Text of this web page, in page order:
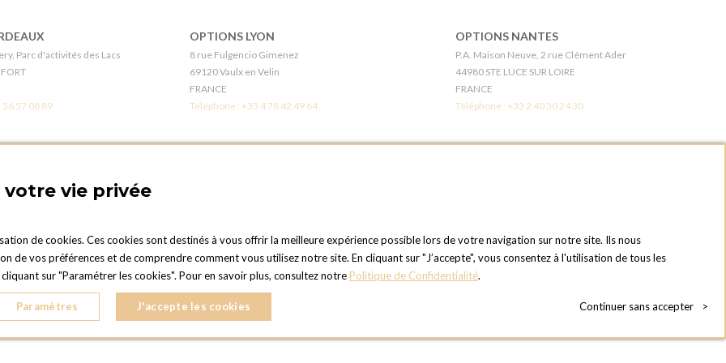
Parc d'activités des Lacs
56 57 08 89
OPTIONS LYON
8 rue Fulgencio Gimenez
69120 Vaulx en Velin
FRANCE
Téléphone : +33 4 78 42 49 64
OPTIONS NANTES
P.A. Maison Neuve, 2 rue Clément Ader
44980 STE LUCE SUR LOIRE
FRANCE
Téléphone : +33 2 40 30 24 30
Val
du-Rouvray
OPTIONS TOULOUSE
6 rue Gaye Marie, ZAC de Saint-Martin du Touch
31300 Toulouse
FRANCE
OPTIONS MC
Eden Tower - 25 Boulevard de Belgique
vie privée
de cookies. Ces cookies sont destinés à vous offrir la meilleure expérience possible lors de votre navigation sur notre site. Ils nous
vos préférences et de comprendre comment vous utilisez notre site. En cliquant sur "J’accepte", vous consentez à l'utilisation de tous les
sur "Paramétrer les cookies". Pour en savoir plus, consultez notre Politique de Confidentialité.
Paramètres J'accepte les cookies Continuer sans accepter >